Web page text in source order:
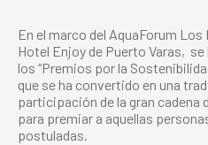
En el marco del AquaForum
Hotel Enjoy de Puerto Varas,
los “Premios por la
que se ha convertido en una
participación de la gran cadena
para premiar a aquellas
postuladas.